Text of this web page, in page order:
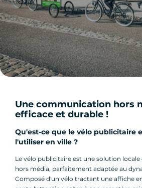
Une communication hors
efficace et durable !
Qu'est-ce que le vélo publicitaire
l'utiliser en ville ?
Le vélo publicitaire est une solution
hors média, parfaitement adaptée au
Composé d'un vélo tractant une affiche